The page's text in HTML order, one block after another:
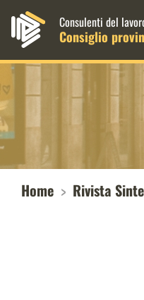
MenuConsulenti del
Consiglio
Home Rivista